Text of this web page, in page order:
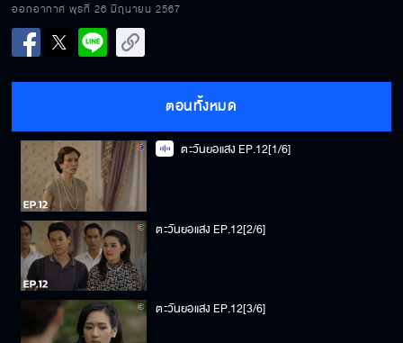
ออกอากาศ พุธที่ 26 มิถุนายน 2567
ตอนทั้งหมด
ตะวันยอแสง EP.12[1/6]
ตะวันยอแสง EP.12[2/6]
ตะวันยอแสง EP.12[3/6]